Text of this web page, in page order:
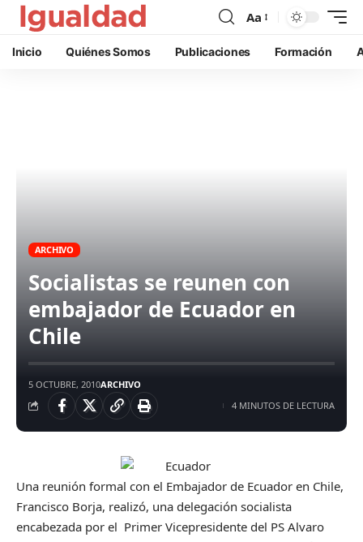
Aa
Inicio Quiénes Somos Publicaciones Formación
ARCHIVO
Socialistas se reunen con
embajador de Ecuador en
Chile
5 OCTUBRE, 2010ARCHIVO
4 MINUTOS DE LECTURA
Una reunión formal con el Embajador de Ecuador en Chile,
Francisco Borja, realizó, una delegación socialista
encabezada por el Primer Vicepresidente del PS Alvaro